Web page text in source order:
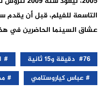
عشاق السينما الحاضرين في
76 دقيقة و15 ثانية
عباس كياروستامي